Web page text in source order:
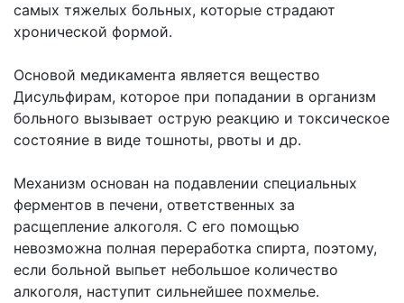
самых тяжелых больных, которые страдают
хронической формой.
Основой медикамента является вещество
Дисульфирам, которое при попадании в организм
больного вызывает острую реакцию и токсическое
состояние в виде тошноты, рвоты и др.
Механизм основан на подавлении специальных
ферментов в печени, ответственных за
расщепление алкоголя. С его помощью
невозможна полная переработка спирта, поэтому,
если больной выпьет небольшое количество
алкоголя, наступит сильнейшее похмелье.